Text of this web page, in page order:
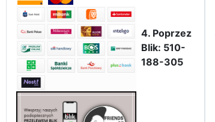
4. Poprzez
Blik: 510-
188-305